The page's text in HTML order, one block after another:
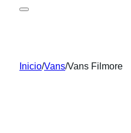
Inicio/Vans/Vans Filmore